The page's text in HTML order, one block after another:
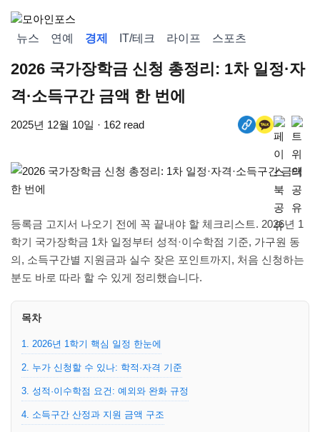
뉴스 연예 경제 IT/테크 라이프 스포츠
2026 국가장학금 신청 총정리: 1차 일정·자
격·소득구간 금액 한 번에
2025년 12월 10일 · 162 read
등록금 고지서 나오기 전에 꼭 끝내야 할 체크리스트. 2026년 1
학기 국가장학금 1차 일정부터 성적·이수학점 기준, 가구원 동
의, 소득구간별 지원금과 실수 잦은 포인트까지, 처음 신청하는
분도 바로 따라 할 수 있게 정리했습니다.
목차
1. 2026년 1학기 핵심 일정 한눈에
2. 누가 신청할 수 있나: 학적·자격 기준
3. 성적·이수학점 요건: 예외와 완화 규정
4. 소득구간 산정과 지원 금액 구조